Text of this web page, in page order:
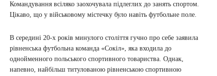
Командування всіляко заохочувала підлеглих до занять спортом.
Цікаво, що у військовому містечку було навіть футбольне поле.
В середині 20-х років минулого століття гучно про себе заявила
рівненська футбольна команда «Сокіл», яка входила до
однойменного польського спортивного товариства. Однак,
напевно, найбільш титулованою рівненською спортивною